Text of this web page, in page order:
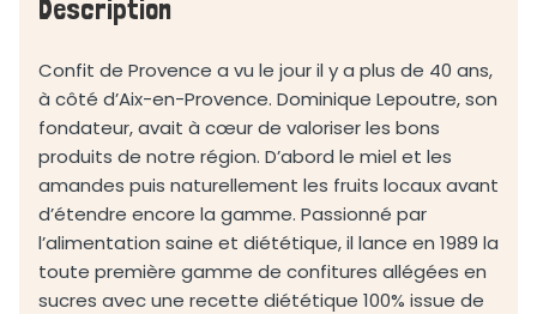
Description
Confit de Provence a vu le jour il y a plus de 40 ans,
à côté d’Aix-en-Provence. Dominique Lepoutre, son
fondateur, avait à cœur de valoriser les bons
produits de notre région. D’abord le miel et les
amandes puis naturellement les fruits locaux avant
d’étendre encore la gamme. Passionné par
l’alimentation saine et diététique, il lance en 1989 la
toute première gamme de confitures allégées en
sucres avec une recette diététique 100% issue de